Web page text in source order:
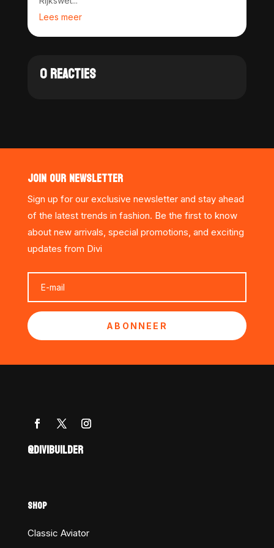
Lees meer
0 REACTIES
JOIN OUR NEWSLETTER
Sign up for our exclusive newsletter and stay ahead
of the latest trends in fashion. Be the first to know
about new arrivals, special promotions, and exciting
updates from Divi
ABONNEER
@DIVIBUILDER
SHOP
Classic Aviator